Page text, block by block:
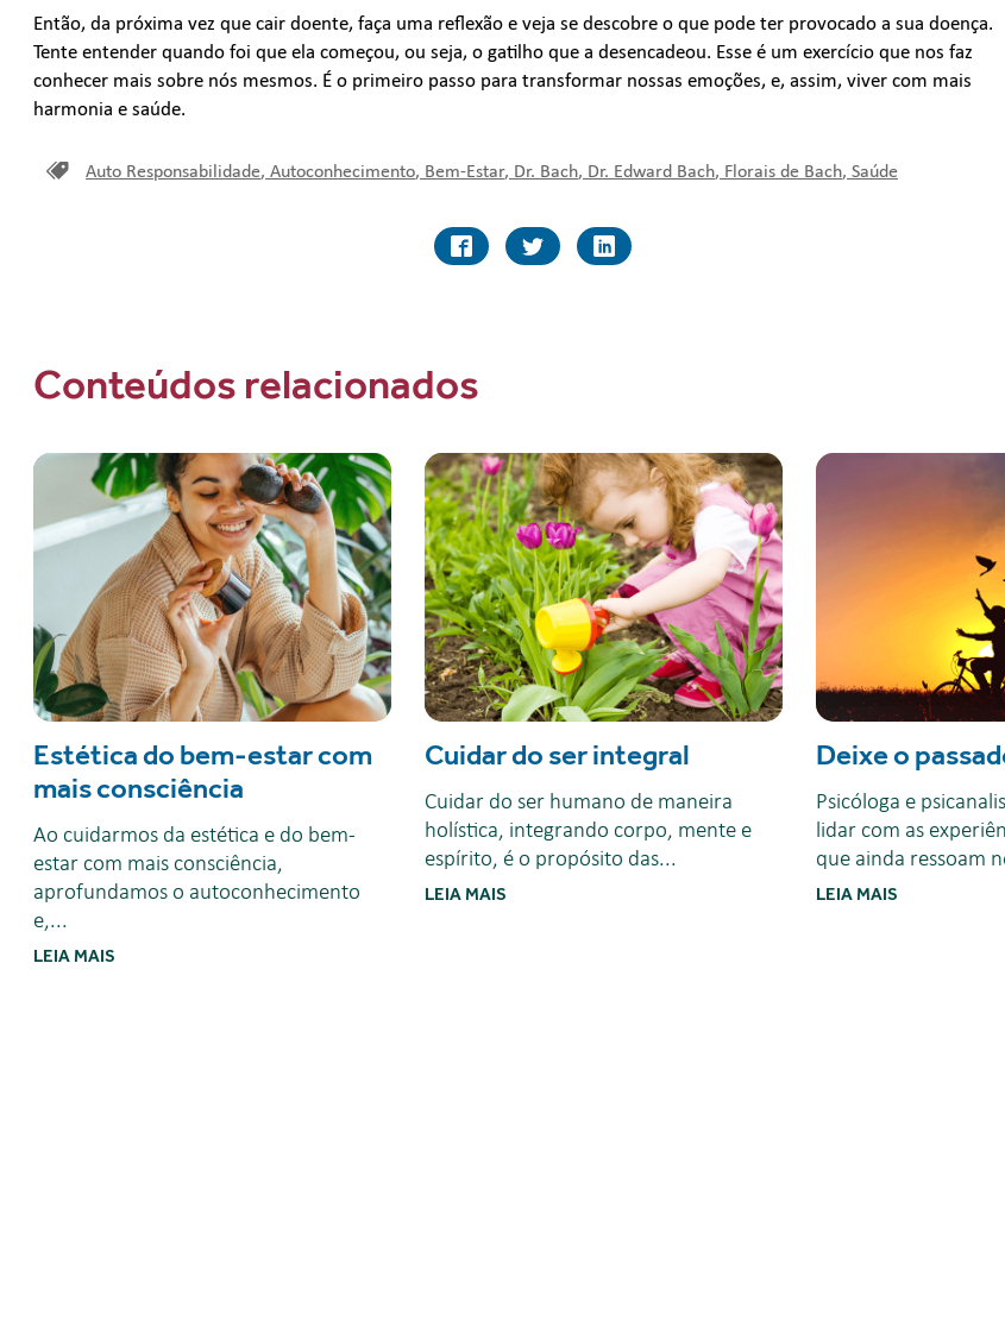
Então, da próxima vez que cair doente, faça uma reflexão e veja se descobre o que pode ter provocado a sua doença.
Tente entender quando foi que ela começou, ou seja, o gatilho que a desencadeou. Esse é um exercício que nos faz
conhecer mais sobre nós mesmos. É o primeiro passo para transformar nossas emoções, e, assim, viver com mais
harmonia e saúde.
Auto Responsabilidade, Autoconhecimento, Bem-Estar, Dr. Bach, Dr. Edward Bach, Florais de Bach, Saúde
Conteúdos relacionados
Estética do bem-estar com
mais consciência
Ao cuidarmos da estética e do bem-
estar com mais consciência,
aprofundamos o autoconhecimento
e,...
LEIA MAIS
Cuidar do ser integral
Cuidar do ser humano de maneira
holística, integrando corpo, mente e
espírito, é o propósito das...
LEIA MAIS
Deixe o
Psicóloga e
lidar com as
que ainda ressoam
LEIA MAIS